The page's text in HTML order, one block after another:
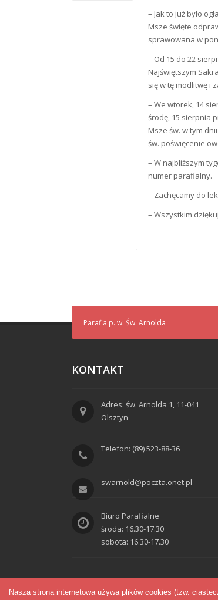
– Jak to już było
Msze święte
sprawowana w
– Od 15 do 22
Najświętszym
się w tę modlitwę i
– We wtorek, 14
środę, 15 sierpnia
Msze św. w tym
św. poświęcenie
– W najbliższym
numer parafialny.
– Zachęcamy do
– Wszystkim
Parafia p. w. Św. Arnolda
KONTAKT
Adres: św. Arnolda 1, 11-041
Olsztyn
Telefon: (89) 523-88-36
swarnold@poczta.onet.pl
Biuro Parafialne
środa: 16.30-17.30
sobota: 16.30-17.30
Nasza strona internetowa używa plików cookies (tzw.